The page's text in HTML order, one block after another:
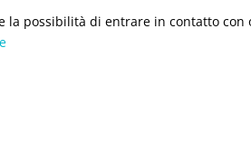
possibilità di entrare in contatto